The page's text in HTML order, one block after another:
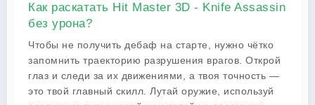
Как раскатать Hit Master 3D - Knife Assassin
без урона?
Чтобы не получить дебаф на старте, нужно чётко
запомнить траекторию разрушения врагов. Открой
глаз и следи за их движениями, а твоя точность —
это твой главный скилл. Лутай оружие, используй